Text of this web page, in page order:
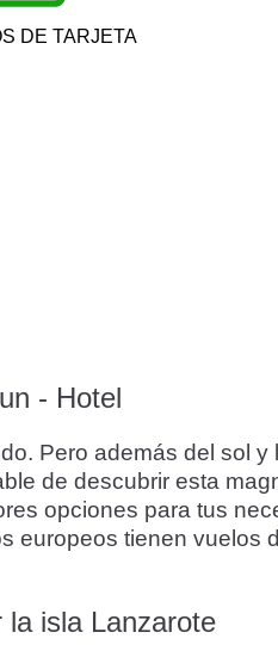
DE TARJETA
- Hotel
Pero además del sol y
de descubrir esta
opciones para tus
europeos tienen vuelos
isla Lanzarote